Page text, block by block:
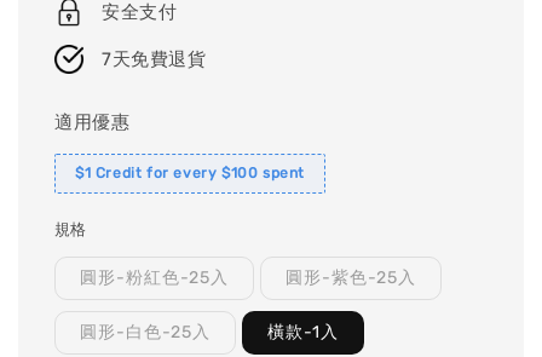
安全支付
7天免費退貨
適用優惠
$1 Credit for every $100 spent
規格
圓形-粉紅色-25入 圓形-紫色-25入
圓形-白色-25入 橫款-1入